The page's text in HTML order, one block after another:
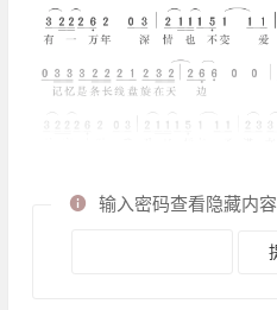
输入密码查看隐藏内容